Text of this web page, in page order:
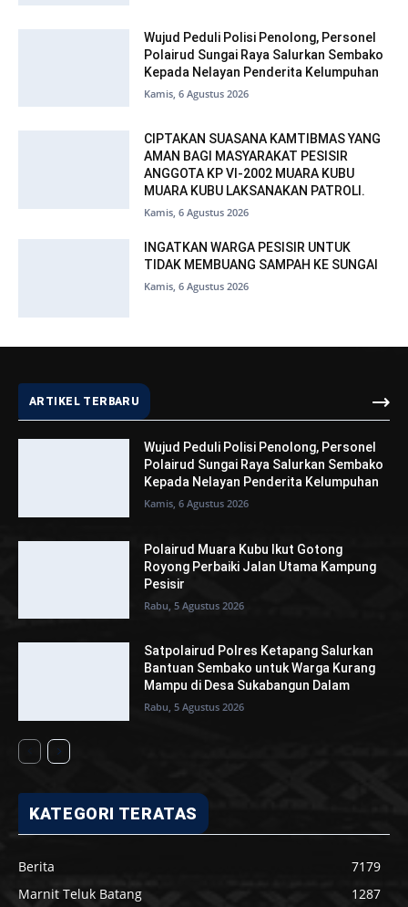
Kuini Bantu Angkut Motor dan Barang
Warga Saat Air Surut
Kamis, 6 Agustus 2026
Polairud Sungai Raya Salurkan Sembako
Kepada Nelayan Penderita Kelumpuhan
Kamis, 6 Agustus 2026
CIPTAKAN SUASANA KAMTIBMAS YANG
AMAN BAGI MASYARAKAT PESISIR
ANGGOTA KP VI-2002 MUARA KUBU
MUARA KUBU LAKSANAKAN PATROLI.
Kamis, 6 Agustus 2026
TIDAK MEMBUANG SAMPAH KE SUNGAI
Polairud Sungai Raya Salurkan Sembako
Kepada Nelayan Penderita Kelumpuhan
Kamis, 6 Agustus 2026
Royong Perbaiki Jalan Utama Kampung
Pesisir
Rabu, 5 Agustus 2026
KATEGORI TERATAS